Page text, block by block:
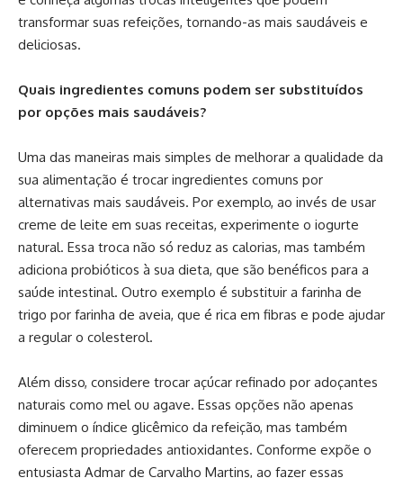
transformar suas refeições, tornando-as mais saudáveis e
deliciosas.
Quais ingredientes comuns podem ser substituídos
por opções mais saudáveis?
Uma das maneiras mais simples de melhorar a qualidade da
sua alimentação é trocar ingredientes comuns por
alternativas mais saudáveis. Por exemplo, ao invés de usar
creme de leite em suas receitas, experimente o iogurte
natural. Essa troca não só reduz as calorias, mas também
adiciona probióticos à sua dieta, que são benéficos para a
saúde intestinal. Outro exemplo é substituir a farinha de
trigo por farinha de aveia, que é rica em fibras e pode ajudar
a regular o colesterol.
Além disso, considere trocar açúcar refinado por adoçantes
naturais como mel ou agave. Essas opções não apenas
diminuem o índice glicêmico da refeição, mas também
oferecem propriedades antioxidantes. Conforme expõe o
entusiasta Admar de Carvalho Martins, ao fazer essas